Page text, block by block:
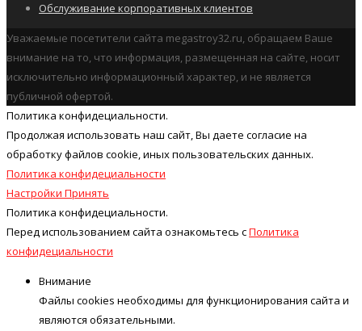
Обслуживание корпоративных клиентов
Уважаемые посетители сайта megastroy32.ru, обращаем Ваше
внимание на то, что информация, размещенная на сайте, носит
исключительно информационный характер, и не является
публичной офертой.
Политика конфидециальности.
Продолжая использовать наш cайт, Вы даете согласие на
обработку файлов cookie, иных пользовательских данных.
Политика конфидециальности
Настройки Принять
Политика конфидециальности.
Перед использованием сайта ознакомьтесь сПолитика
конфидециальности
Внимание
Файлы cookies необходимы для функционирования сайта и
являются обязательными.